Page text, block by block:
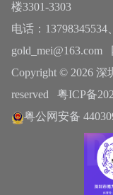
楼3301-3303
电话：
gold_mei@163.com
Copyright © 2026
reserved 粤ICP备
粤公网安备